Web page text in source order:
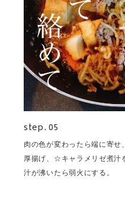
step. 05
肉の色が変わったら端に寄せ
厚揚げ、☆キャラメリゼ煮汁
汁が沸いたら弱火にする。